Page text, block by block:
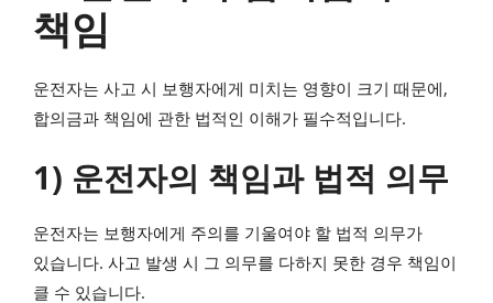
책임
운전자는 사고 시 보행자에게 미치는 영향이 크기 때문에,
합의금과 책임에 관한 법적인 이해가 필수적입니다.
1) 운전자의 책임과 법적 의무
운전자는 보행자에게 주의를 기울여야 할 법적 의무가
있습니다. 사고 발생 시 그 의무를 다하지 못한 경우 책임이
클 수 있습니다.